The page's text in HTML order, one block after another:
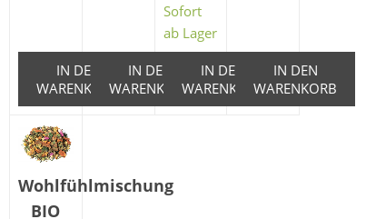
IN DEN
WARENKORB
IN DEN
WARENKORB
Sofort
ab Lager
IN DEN
WARENKORB
IN DEN
WARENKORB
Wohlfühlmischung
BIO